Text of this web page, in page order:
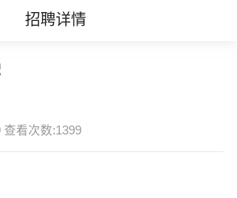
招聘详情
查看次数:1399